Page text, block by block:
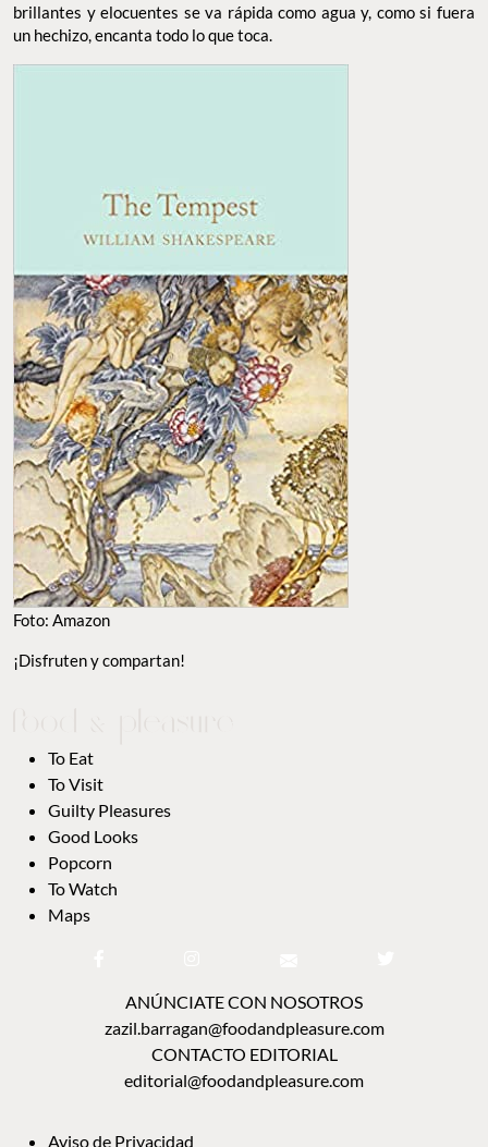
brillantes y elocuentes se va rápida como agua y, como si fuera
un hechizo, encanta todo lo que toca.
Foto: Amazon
¡Disfruten y compartan!
To Eat
To Visit
Guilty Pleasures
Good Looks
Popcorn
To Watch
Maps
ANÚNCIATE CON NOSOTROS
zazil.barragan@foodandpleasure.com
CONTACTO EDITORIAL
editorial@foodandpleasure.com
Aviso de Privacidad